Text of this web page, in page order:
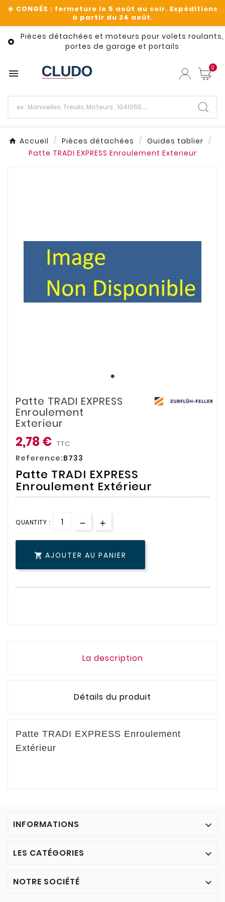

Pièces détachées et moteurs pour volets roulants,
portes de garage et portails
 0
Accueil Pièces détachées
Guides tablier
Patte TRADI EXPRESS Enroulement Exterieur
Patte TRADI EXPRESS
Enroulement
Exterieur
2,78 € TTC
Reference:B733
Patte TRADI EXPRESS
Enroulement Extérieur
QUANTITY :
 AJOUTER AU PANIER
La description
Détails du produit
Patte TRADI EXPRESS Enroulement
Extérieur
INFORMATIONS 
LES CATÉGORIES 
NOTRE SOCIÉTÉ 